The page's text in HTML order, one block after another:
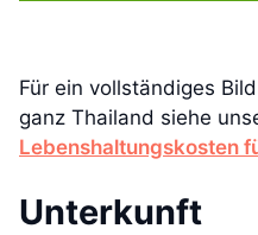
Für ein vollständiges
ganz Thailand siehe
Lebenshaltungskosten
Unterkunft